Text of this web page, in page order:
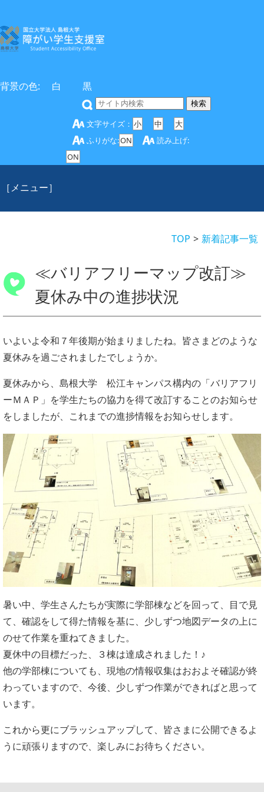
背景の色: 白 黒
文字サイズ： 小 中
大
ふりがな:ON
読み上げ:
ON
［メニュー］
TOP 新着記事一覧
≪バリアフリーマップ改訂≫
夏休み中の進捗状況
いよいよ令和７年後期が始まりましたね。皆さまどのような
夏休みを過ごされましたでしょうか。
夏休みから、島根大学 松江キャンパス構内の「バリアフリ
ーＭＡＰ」を学生たちの協力を得て改訂することのお知らせ
をしましたが、これまでの進捗情報をお知らせします。
暑い中、学生さんたちが実際に学部棟などを回って、目で見
て、確認をして得た情報を基に、少しずつ地図データの上に
のせて作業を重ねてきました。
夏休中の目標だった、３棟は達成されました！♪
他の学部棟についても、現地の情報収集はおおよそ確認が終
わっていますので、今後、少しずつ作業ができればと思って
います。
これから更にブラッシュアップして、皆さまに公開できるよ
うに頑張りますので、楽しみにお待ちください。